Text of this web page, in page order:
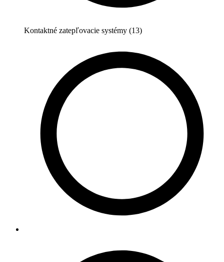
Kontaktné zatepľovacie systémy (13)